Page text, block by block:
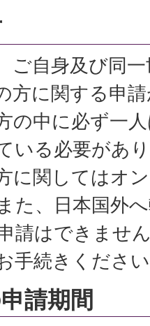
ご自身及び同
方に関する申
の中に必ず一
いる必要があ
に関してはオ
た、日本国外
請はできませ
手続きくださ
請期間